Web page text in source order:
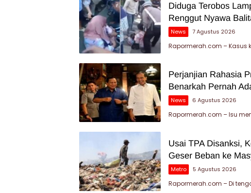
Diduga Terobos
Renggut Nyawa
News 7 Agustus 2026
Rapormerah.com –
Perjanjian Rahasia
Benarkah Pernah
News 6 Agustus 2026
Rapormerah.com – Isu
Usai TPA Disanksi,
Geser Beban ke
Metro 5 Agustus 2026
Rapormerah.com – Di